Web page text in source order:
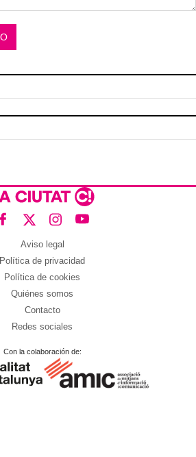
Aviso legal
Política de privacidad
Política de cookies
Quiénes somos
Contacto
Redes sociales
Con la colaboración de: